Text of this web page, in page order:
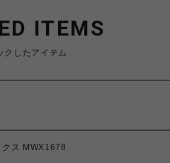
ITEMS
クしたアイテム
ス MWX1678